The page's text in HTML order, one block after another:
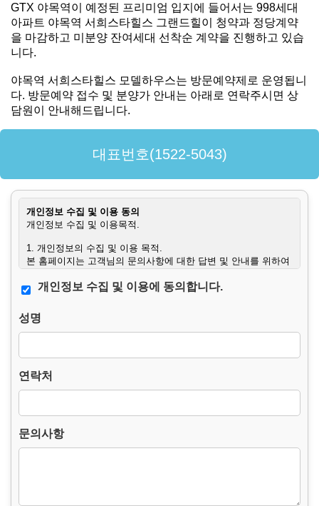
GTX 야목역이 예정된 프리미엄 입지에 들어서는 998세대
아파트 야목역 서희스타힐스 그랜드힐이 청약과 정당계약
을 마감하고 미분양 잔여세대 선착순 계약을 진행하고 있습
니다.
야목역 서희스타힐스 모델하우스는 방문예약제로 운영됩니
다. 방문예약 접수 및 분양가 안내는 아래로 연락주시면 상
담원이 안내해드립니다.
대표번호(1522-5043)
개인정보 수집 및 이용 동의
개인정보 수집 및 이용목적.
1. 개인정보의 수집 및 이용 목적.
본 홈페이지는 고객님의 문의사항에 대한 답변 및 안내를 위하여
2. 수집하는 개인정보의 항목.
– 수집방법 : 웹사이트에 고객이 직접 입력.
본 홈페이지는 개인정보 수집 및 이용목적이 달성된 후에는 해당
정보를 지체 없이 파기합니다.
단, 다음의 정보에 대해서는 아래의 이유로 명시한 기간 동안 보
거래등에서의 소비자보호에 관한 법률.)
– 보존 기간 : 3년
개인정보 수집 및 이용에 동의합니다.
성명
연락처
문의사항